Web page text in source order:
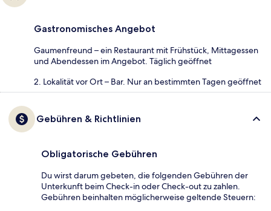
Gastronomisches Angebot
Gaumenfreund – ein Restaurant mit Frühstück, Mittagessen
und Abendessen im Angebot. Täglich geöffnet
2. Lokalität vor Ort – Bar. Nur an bestimmten Tagen geöffnet
Gebühren & Richtlinien
Obligatorische Gebühren
Du wirst darum gebeten, die folgenden Gebühren der
Unterkunft beim Check-in oder Check-out zu zahlen.
Gebühren beinhalten möglicherweise geltende Steuern: